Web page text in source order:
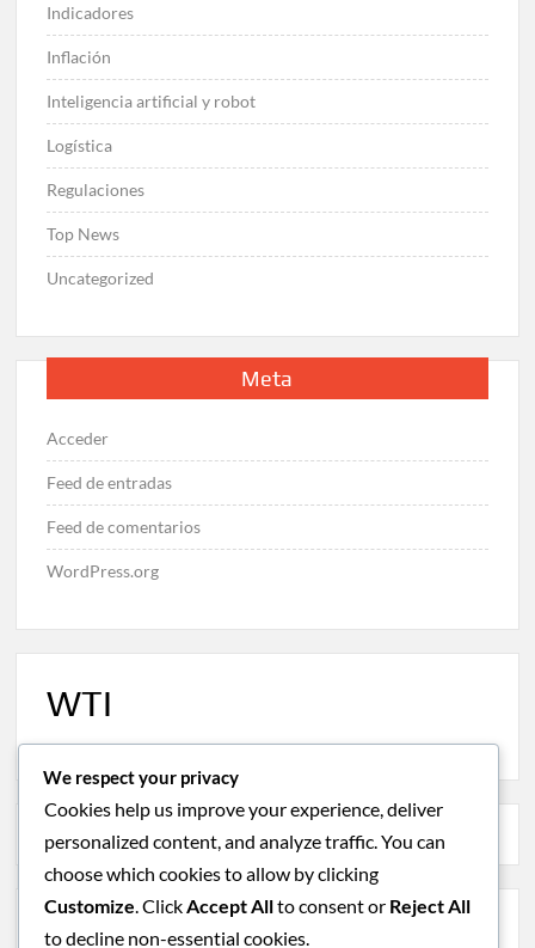
Indicadores
Inflación
Inteligencia artificial y robot
Logística
Regulaciones
Top News
Uncategorized
Meta
Acceder
Feed de entradas
Feed de comentarios
WordPress.org
WTI
We respect your privacy
Cookies help us improve your experience, deliver
personalized content, and analyze traffic. You can
choose which cookies to allow by clicking
Customize . Click Accept Allto consent or Reject All
to decline non-essential cookies.